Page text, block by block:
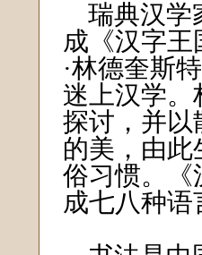
瑞典汉学
成《汉字
·林德奎斯
迷上汉学。
探讨，并以
的美，由
俗习惯。《
成七八种